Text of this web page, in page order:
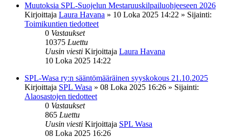
Muutoksia SPL-Suojelun Mestaruuskilpailuohjeeseen 2026
Kirjoittaja Laura Havana » 10 Loka 2025 14:22 » Sijainti:
Toimikuntien tiedotteet
0 Vastaukset
10375 Luettu
Uusin viesti Kirjoittaja Laura Havana
10 Loka 2025 14:22
SPL-Wasa ry:n sääntömääräinen syyskokous 21.10.2025
Kirjoittaja SPL Wasa » 08 Loka 2025 16:26 » Sijainti:
Alaosastojen tiedotteet
0 Vastaukset
865 Luettu
Uusin viesti Kirjoittaja SPL Wasa
08 Loka 2025 16:26